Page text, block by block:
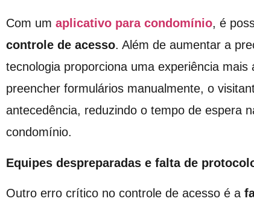
Com um aplicativo para condomínio, é
controle de acesso. Além de aumentar a
tecnologia proporciona uma experiência
preencher formulários manualmente, o
antecedência, reduzindo o tempo de espera
condomínio.
Equipes despreparadas e falta de
Outro erro crítico no controle de acesso é a